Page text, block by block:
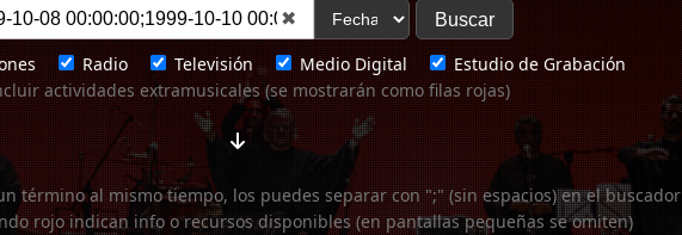
✖
Radio Televisión Medio Digital
Estudio de Grabación
actividades extramusicales (se mostrarán como filas rojas)
término al mismo tiempo, los puedes separar con ";" (sin espacios) en el buscador
rojo indican info o recursos disponibles (en pantallas pequeñas se omiten)